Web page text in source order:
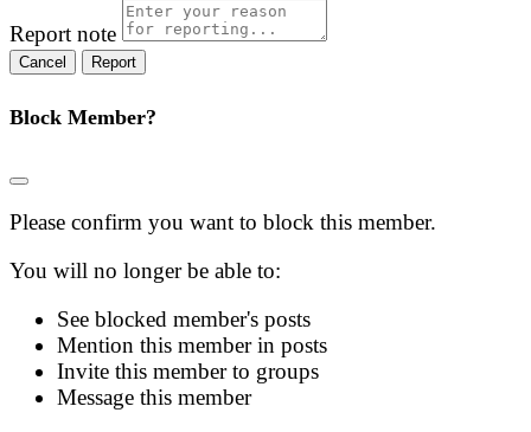
Report note
Report
Block Member?
Please confirm you want to block this member.
You will no longer be able to:
See blocked member's posts
Mention this member in posts
Invite this member to groups
Message this member